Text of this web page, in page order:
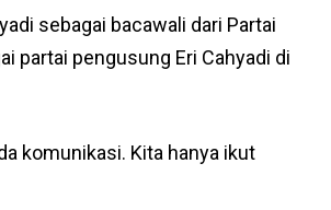
sebagai bacawali dari Partai
partai pengusung Eri Cahyadi di
komunikasi. Kita hanya ikut